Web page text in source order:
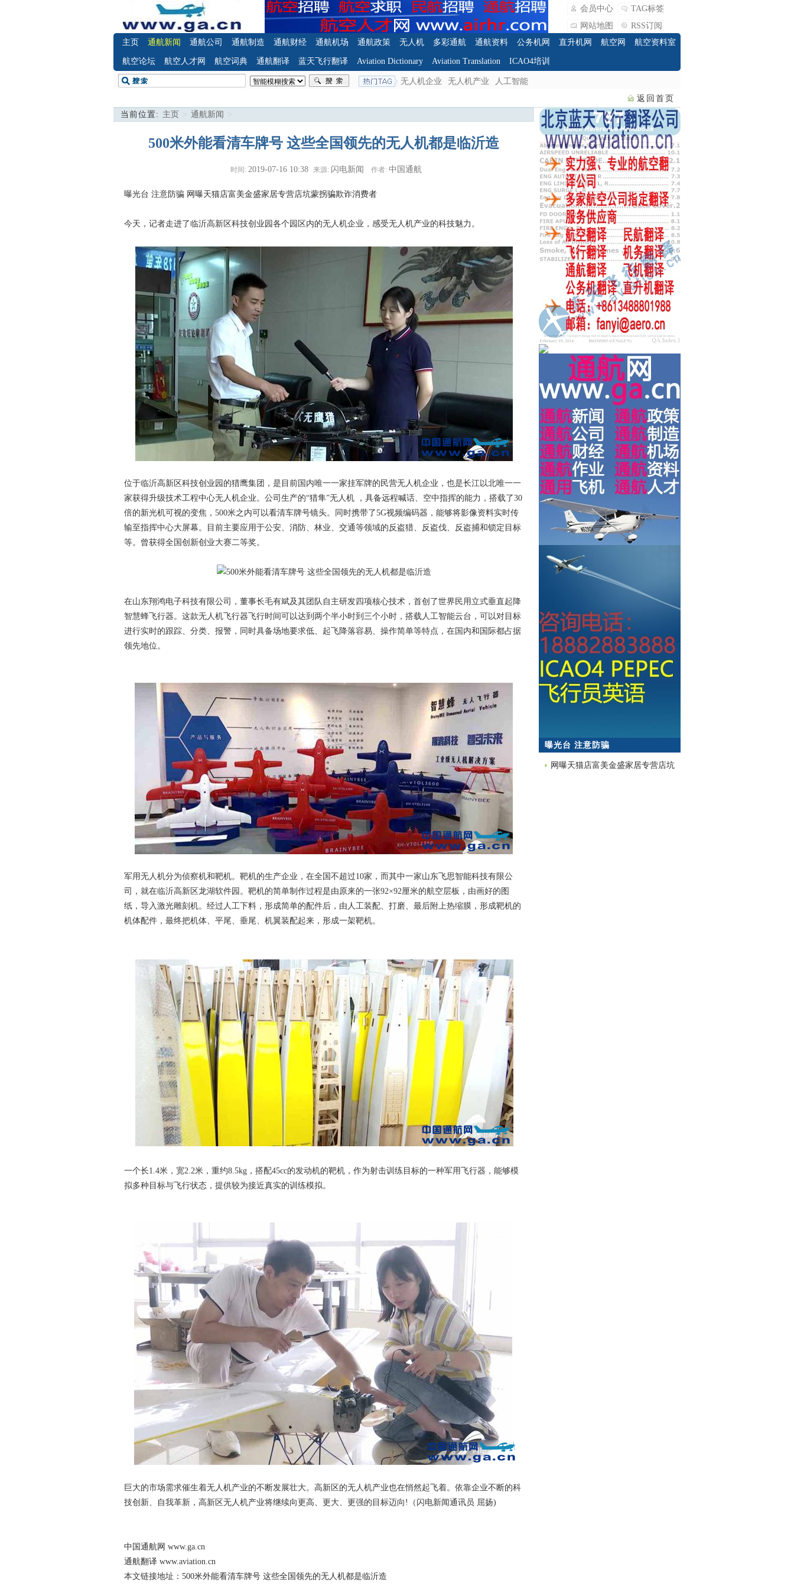
会员中心
TAG标签
网站地图
RSS订阅
主页
通航新闻 通航公司 通航制造 通航财经 通航机场 通航政策 无人机 多彩通航 通航资料 公务机网 直升机网 航空网 航空资料室
航空论坛 航空人才网 航空词典 通航翻译 蓝天飞行翻译 Aviation Dictionary Aviation Translation ICAO4培训
无人机企业 无人机产业
人工智能
返回首页
当前位置: 主页 > 通航新闻 >
500米外能看清车牌号 这些全国领先的无人机都是临沂造
时间: 2019-07-16 10:38 来源: 闪电新闻 作者: 中国通航
曝光台 注意防骗 网曝天猫店富美金盛家居专营店坑蒙拐骗欺诈消费者
今天，记者走进了临沂高新区科技创业园各个园区内的无人机企业，感受无人机产业的科技魅力。
位于临沂高新区科技创业园的猎鹰集团，是目前国内唯一一家挂军牌的民营无人机企业，也是长江以北唯一一
家获得升级技术工程中心无人机企业。公司生产的“猎隼”无人机 ，具备远程喊话、空中指挥的能力，搭载了30
倍的新光机可视的变焦，500米之内可以看清车牌号镜头。同时携带了5G视频编码器，能够将影像资料实时传
输至指挥中心大屏幕。目前主要应用于公安、消防、林业、交通等领域的反盗猎、反盗伐、反盗捕和锁定目标
等。曾获得全国创新创业大赛二等奖。
在山东翔鸿电子科技有限公司，董事长毛有斌及其团队自主研发四项核心技术，首创了世界民用立式垂直起降
智慧蜂飞行器。这款无人机飞行器飞行时间可以达到两个半小时到三个小时，搭载人工智能云台，可以对目标
进行实时的跟踪、分类、报警，同时具备场地要求低、起飞降落容易、操作简单等特点，在国内和国际都占据
领先地位。
军用无人机分为侦察机和靶机。靶机的生产企业，在全国不超过10家，而其中一家山东飞思智能科技有限公
司，就在临沂高新区龙湖软件园。靶机的简单制作过程是由原来的一张92×92厘米的航空层板，由画好的图
纸，导入激光雕刻机。经过人工下料，形成简单的配件后，由人工装配、打磨、最后附上热缩膜，形成靶机的
机体配件，最终把机体、平尾、垂尾、机翼装配起来，形成一架靶机。
一个长1.4米，宽2.2米，重约8.5kg，搭配45cc的发动机的靶机，作为射击训练目标的一种军用飞行器，能够模
拟多种目标与飞行状态，提供较为接近真实的训练模拟。
巨大的市场需求催生着无人机产业的不断发展壮大。高新区的无人机产业也在悄然起飞着。依靠企业不断的科
技创新、自我革新，高新区无人机产业将继续向更高、更大、更强的目标迈向!（闪电新闻通讯员 屈扬)
中国通航网 www.ga.cn
通航翻译 www.aviation.cn
本文链接地址： 500米外能看清车牌号 这些全国领先的无人机都是临沂造
曝光台 注意防骗
网曝天猫店富美金盛家居专营店坑